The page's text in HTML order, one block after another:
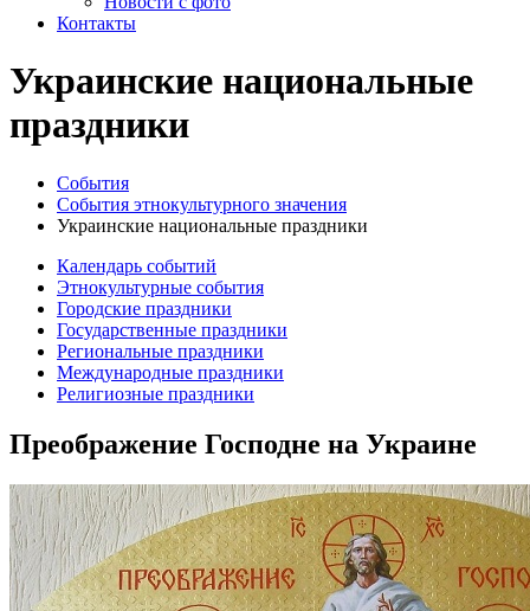
Контакты
Украинские национальные
праздники
События
События этнокультурного значения
Украинские национальные праздники
Календарь событий
Этнокультурные события
Городские праздники
Государственные праздники
Региональные праздники
Международные праздники
Религиозные праздники
Преображение Господне на Украине